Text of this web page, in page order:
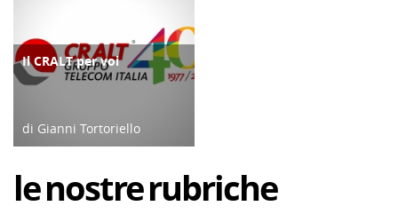
FOCUS
Il CRALT per voi
di Gianni Tortoriello
lenostrerubriche